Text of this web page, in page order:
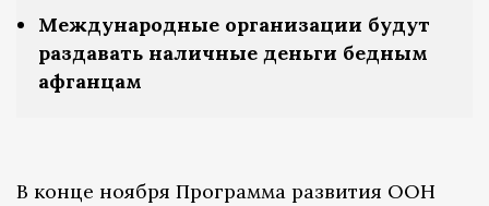
Международные организации будут
раздавать наличные деньги бедным
афганцам
В конце ноября Программа развития ООН